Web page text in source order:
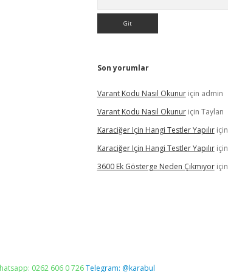
Son yorumlar
Varant Kodu Nasıl Okunuriçin admin
Varant Kodu Nasıl Okunuriçin Taylan
Karaciğer Için Hangi Testler Yapılıriçin
Karaciğer Için Hangi Testler Yapılıriçin
3600 Ek Gösterge Neden Çıkmıyoriçin
0262 606 0 726Telegram: @karabul